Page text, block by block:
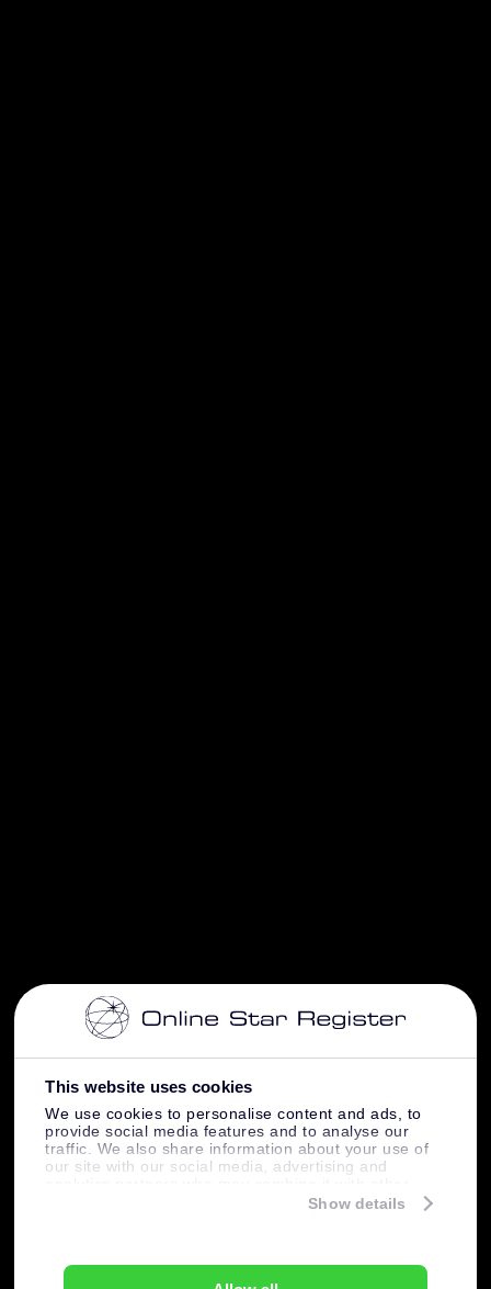
This website uses cookies
We use cookies to personalise content and ads, to
provide social media features and to analyse our
traffic. We also share information about your use of
our site with our social media, advertising and
information that you’ve provided to them or that
Show details